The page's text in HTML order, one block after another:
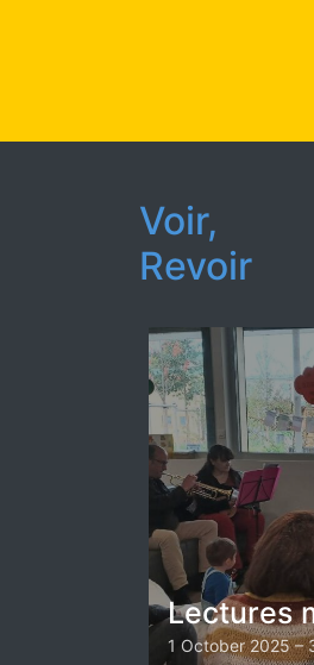
Voir,
Revoir
Lectures
1 October 2025 –